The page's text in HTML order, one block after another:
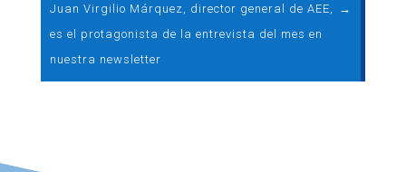
Juan Virgilio Márquez, director general de AEE,
es el protagonista de la entrevista del mes en
nuestra newsletter
→